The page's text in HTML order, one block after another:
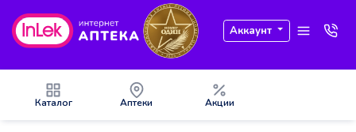
Аккаунт
Каталог Аптеки Акции